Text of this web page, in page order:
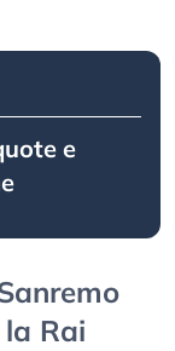
e
Rai